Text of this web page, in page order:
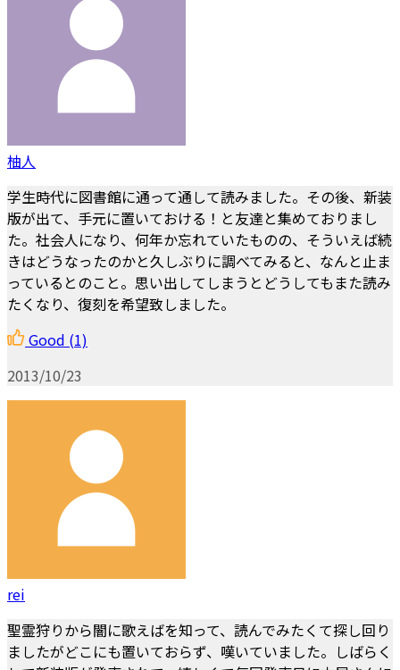
柚人
学生時代に図書館に通って通して読みました。その後、新装
版が出て、手元に置いておける！と友達と集めておりまし
た。社会人になり、何年か忘れていたものの、そういえば続
きはどうなったのかと久しぶりに調べてみると、なんと止ま
っているとのこと。思い出してしまうとどうしてもまた読み
たくなり、復刻を希望致しました。
Good (1)
2013/10/23
rei
聖霊狩りから闇に歌えばを知って、読んでみたくて探し回り
ましたがどこにも置いておらず、嘆いていました。しばらく